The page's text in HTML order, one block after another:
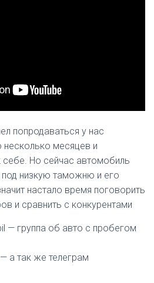
попродаваться у нас
месяцев и
себе. Но сейчас автомобиль
низкую таможню и его
настало время поговорить
и сравнить с конкурентами
— группа об авто с пробегом
а так же телеграм